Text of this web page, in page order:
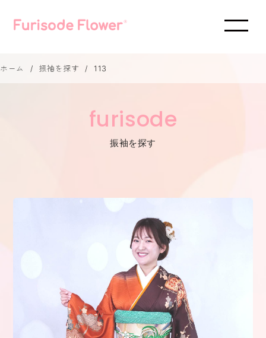
ホーム 振袖を探す 113
furisode
振袖を探す